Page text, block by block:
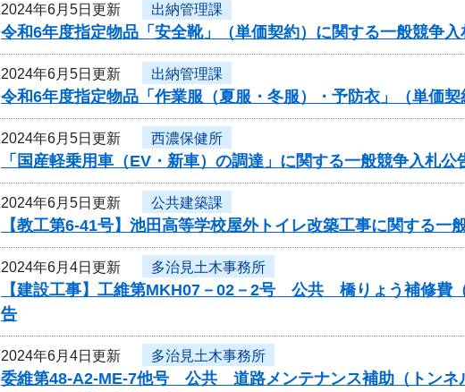
2024年6月5日更新 出納管理課
令和6年度指定物品「安全靴」（単価契約）に関する一般競争入
2024年6月5日更新 出納管理課
令和6年度指定物品「作業服（夏服・冬服）・予防衣」（単価
2024年6月5日更新 西濃保健所
「国産軽乗用車（EV・新車）の調達」に関する一般競争入札公
2024年6月5日更新 公共建築課
【教工第6-41号】池田高等学校屋外トイレ改築工事に関する一
2024年6月4日更新 多治見土木事務所
【建設工事】工維第MKH07－02－2号 公共 橋りょう補修費
告
2024年6月4日更新 多治見土木事務所
委維第48-A2-ME-7他号 公共 道路メンテナンス補助（トンネ